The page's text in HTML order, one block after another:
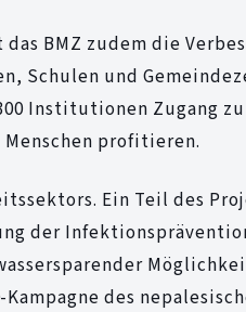
BMZ zudem die
Schulen und
Institutionen Zugang
profitieren.
Ein Teil des
der
-Kampagne des